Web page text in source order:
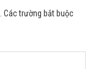
Các trường bắt buộc